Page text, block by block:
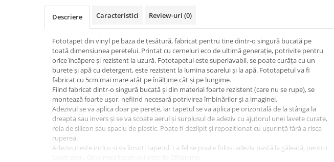
Descriere Caracteristici Review-uri (0)
Fototapet din vinyl pe baza de țesătură, fabricat pentru tine dintr-o singură bucată pe
toată dimensiunea peretelui. Printat cu cerneluri eco de ultimă generație, potrivite pentru
orice încăpere și rezistent la uzură. Fototapetul este superlavabil, se poate curăța cu un
burete și apă cu detergent, este rezistent la lumina soarelui și la apă. Fototapetul va fi
fabricat cu 5cm mai mare atât pe înălțime cât și pe lungime.
Fiind fabricat dintr-o singură bucată și din material foarte rezistent (care nu se rupe), se
montează foarte ușor, nefiind necesară potrivirea îmbinărilor și a imaginei.
Adezivul se va aplica doar pe perete, iar tapetul se va aplica pe orizontală de la stânga la
dreapta sau invers și se va scoate aerul și surplusul de adeziv cu ajutorul unei lavete curate,
rola de silicon sau spaclu de plastic. Poate fi dezlipit și repozitionat cu ușurință fără a risca
ruperea.
Adezivul este inclus și va îinsoți tapetul. La fel se poate folosi adeziv pastă la găleată, pentru